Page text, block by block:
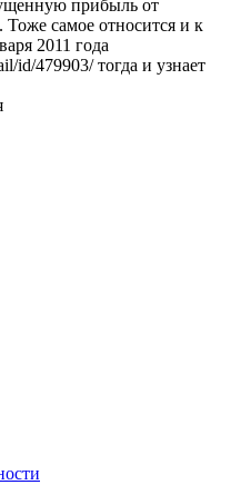
прибыль от
самое относится и к
2011 года
id/479903/ тогда и узнает